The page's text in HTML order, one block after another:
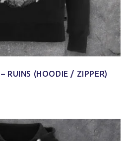
RUINS (HOODIE / ZIPPER)